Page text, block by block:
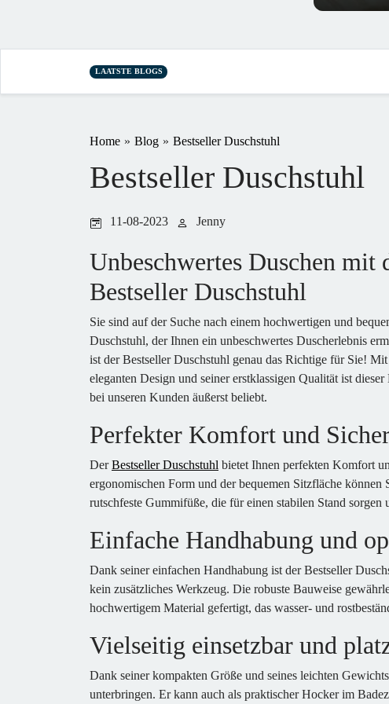
LAATSTE BLOGS
Home » Blog » Bestseller Duschstuhl
Bestseller Duschstuhl
11-08-2023 Jenny
Unbeschwertes Duschen mit
Bestseller Duschstuhl
Sie sind auf der Suche nach einem hochwertigen und
Duschstuhl, der Ihnen ein unbeschwertes Duscherlebnis
ist der Bestseller Duschstuhl genau das Richtige für Sie! Mit
eleganten Design und seiner erstklassigen Qualität ist dieser
bei unseren Kunden äußerst beliebt.
Perfekter Komfort und
DerBestseller Duschstuhl bietet Ihnen perfekten Komfort
ergonomischen Form und der bequemen Sitzfläche
rutschfeste Gummifüße, die für einen stabilen Stand
Einfache Handhabung und
Dank seiner einfachen Handhabung ist der Bestseller
kein zusätzliches Werkzeug. Die robuste Bauweise
hochwertigem Material gefertigt, das wasser- und
Vielseitig einsetzbar und
Dank seiner kompakten Größe und seines leichten
unterbringen. Er kann auch als praktischer Hocker im